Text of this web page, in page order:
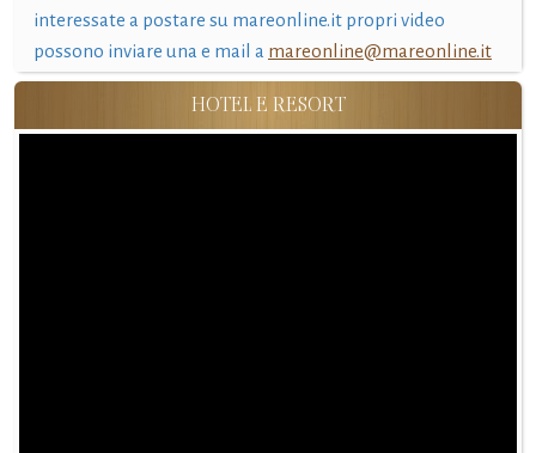
interessate a postare su mareonline.it propri video
possono inviare una e mail a mareonline@mareonline.it
HOTEL E RESORT